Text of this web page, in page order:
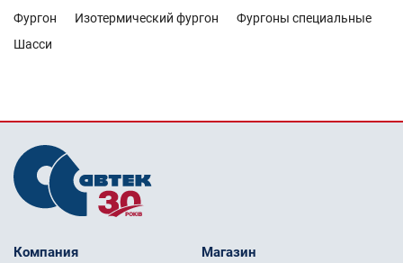
Фургон
Изотермический фургон
Фургоны специальные
Шасси
Компания Магазин